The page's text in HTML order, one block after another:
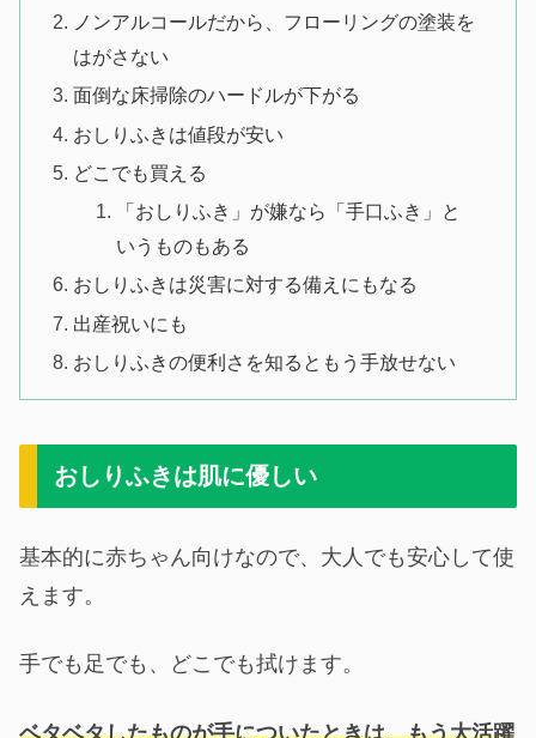
ノンアルコールだから、フローリングの塗装を
はがさない
面倒な床掃除のハードルが下がる
おしりふきは値段が安い
どこでも買える
「おしりふき」が嫌なら「手口ふき」と
いうものもある
おしりふきは災害に対する備えにもなる
出産祝いにも
おしりふきの便利さを知るともう手放せない
おしりふきは肌に優しい
基本的に赤ちゃん向けなので、大人でも安心して使
えます。
手でも足でも、どこでも拭けます。
ベタベタしたものが手についたときは、もう大活躍